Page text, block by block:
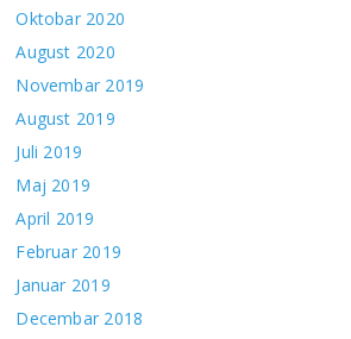
Oktobar 2020
August 2020
Novembar 2019
August 2019
Juli 2019
Maj 2019
April 2019
Februar 2019
Januar 2019
Decembar 2018